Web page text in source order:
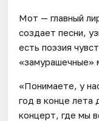
Мот — главный
создает песни,
есть поэзия
«замурашечные»
«Понимаете, у
год в конце лета
концерт, где мы